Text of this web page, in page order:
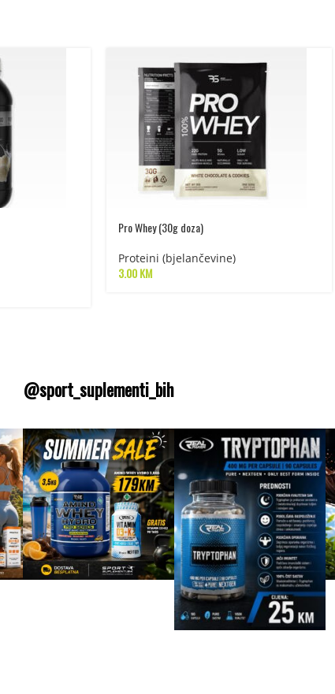
Pro Whey (30g doza)
Proteini (bjelančevine)
3.00KM
@sport_suplementi_bih